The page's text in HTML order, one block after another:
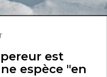
2025
est
espèce "en